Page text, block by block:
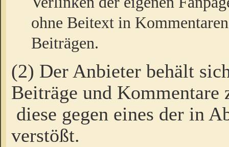
ohne Beitext in
Beiträgen.
(2) Der Anbieter behält
Beiträge und Kommentare
diese gegen eines der in
verstößt.